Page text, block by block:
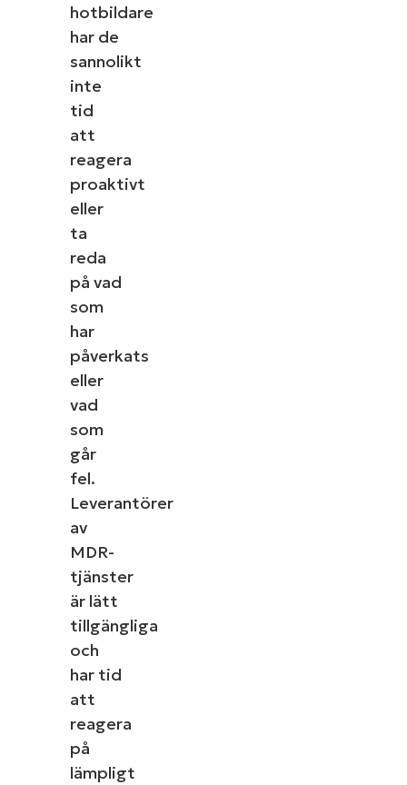
hotbildare
har de
sannolikt
inte
tid
att
reagera
proaktivt
eller
ta
reda
på vad
som
har
påverkats
eller
vad
som
går
fel.
Leverantörer
av
MDR-
tjänster
är lätt
tillgängliga
och
har tid
att
reagera
på
lämpligt